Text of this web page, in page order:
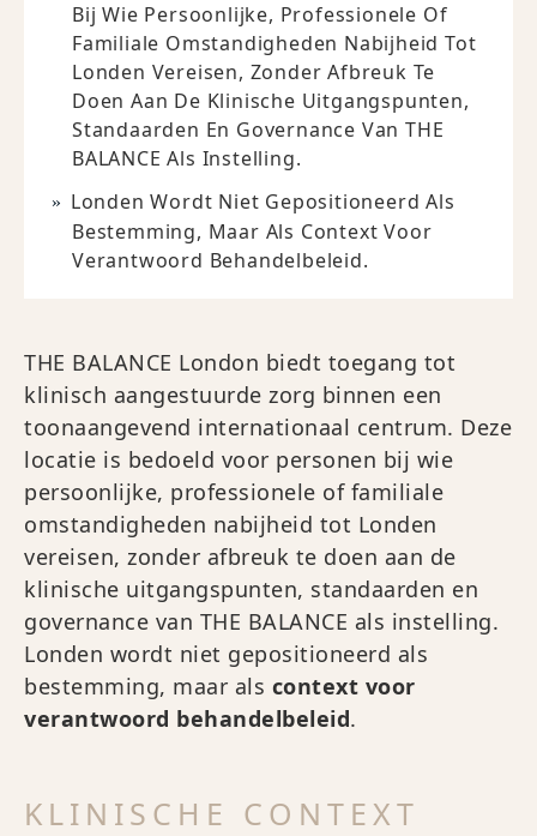
Bij Wie Persoonlijke, Professionele Of
Familiale Omstandigheden Nabijheid Tot
Londen Vereisen, Zonder Afbreuk Te
Doen Aan De Klinische Uitgangspunten,
Standaarden En Governance Van THE
BALANCE Als Instelling.
Londen Wordt Niet Gepositioneerd Als
Bestemming, Maar Als Context Voor
Verantwoord Behandelbeleid.
THE BALANCE London biedt toegang tot
klinisch aangestuurde zorg binnen een
toonaangevend internationaal centrum. Deze
locatie is bedoeld voor personen bij wie
persoonlijke, professionele of familiale
omstandigheden nabijheid tot Londen
vereisen, zonder afbreuk te doen aan de
klinische uitgangspunten, standaarden en
governance van THE BALANCE als instelling.
Londen wordt niet gepositioneerd als
bestemming, maar als context voor
verantwoord behandelbeleid.
KLINISCHE CONTEXT